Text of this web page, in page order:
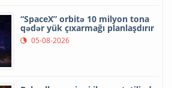
“SpaceX” orbitə 10 milyon tona
qədər yük çıxarmağı planlaşdırır
05-08-2026